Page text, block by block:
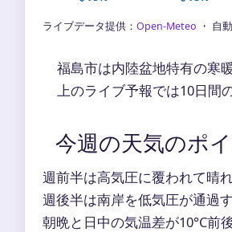
ライブデータ提供： Open-Meteo ・ 自
福島市は内陸盆地特有の寒
上のライブ予報では10日間
今週の天気のポ
週前半は高気圧に覆われて晴
週後半は南岸を低気圧が通過
朝晩と日中の気温差が10°C前